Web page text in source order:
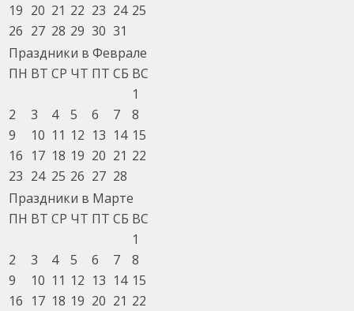
19 20 21 22 23 24 25
26 27 28 29 30 31
Праздники в Феврале
ПН ВТ СР ЧТ ПТ СБ ВС
1
2
3 4 5 6 7
8
9
10 11 12 13 14 15
16 17 18 19 20 21 22
23 24 25 26 27 28
Праздники в Марте
ПН ВТ СР ЧТ ПТ СБ ВС
1
2
3 4 5 6 7
8
9
10 11 12 13 14 15
16 17 18 19 20 21 22